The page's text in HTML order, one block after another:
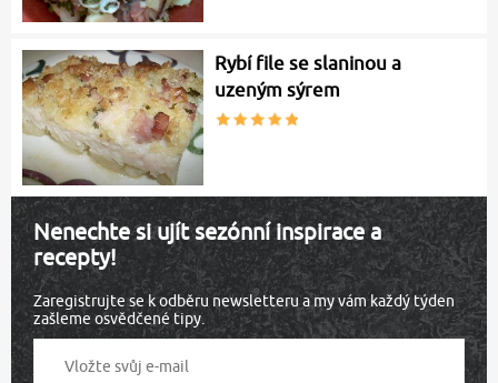
Rybí file se slaninou a
uzeným sýrem
Nenechte si ujít sezónní inspirace a
recepty!
Zaregistrujte se k odběru newsletteru a my vám každý týden
zašleme osvědčené tipy.